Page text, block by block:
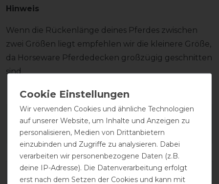
Hinweis
Wenn die Rückenlänge deines Pferdes zwischen
zwei Größen liegt empfehlen wir die kleinere Größe,
da Horseware Pferdedecken großzügig geschnitten
sind.
Wie hat dir die Artikelbeschreibung
gefallen?
Wir verwenden Cookies und ähnliche Technologien
auf unserer Website, um Inhalte und Anzeigen zu
personalisieren, Medien von Drittanbietern
einzubinden und Zugriffe zu analysieren. Dabei
verarbeiten wir personenbezogene Daten (z.B.
deine IP-Adresse). Die Datenverarbeitung erfolgt
erst nach dem Setzen der Cookies und kann mit